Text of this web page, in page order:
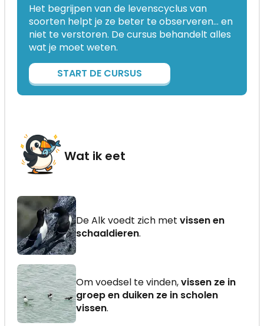
Het begrijpen van de levenscyclus van
soorten helpt je ze beter te observeren… en
niet te verstoren. De cursus behandelt alles
wat je moet weten.
START DE CURSUS
Wat ik eet
De Alk voedt zich met vissen en
schaaldieren.
Om voedsel te vinden,vissen ze in
groep en duiken ze in scholen
vissen.